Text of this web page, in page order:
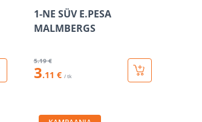
1-NE SÜV E.PESA
MALMBERGS
5.19 €
3.11 € / tk